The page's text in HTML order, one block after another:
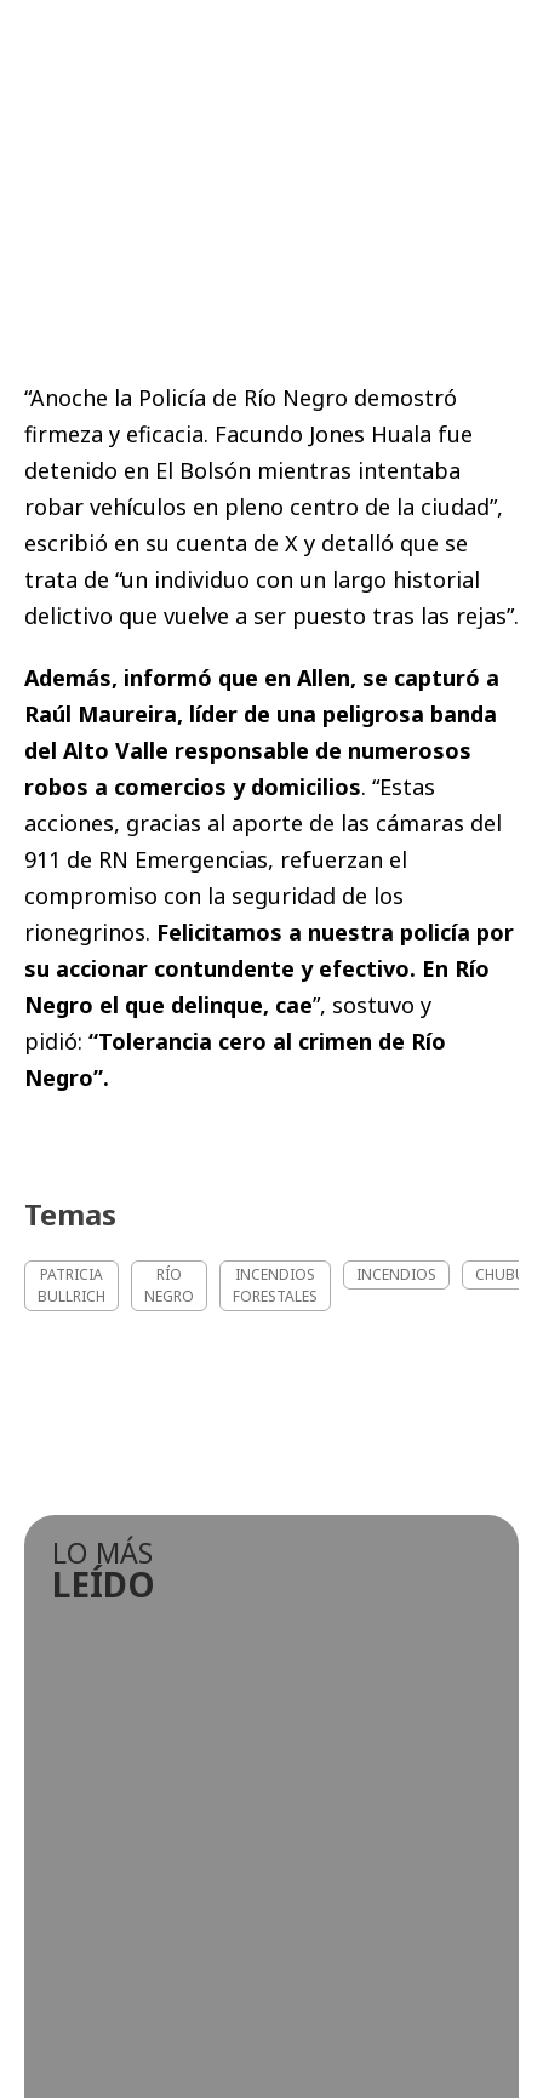
“Anoche la Policía de Río Negro demostró
firmeza y eficacia. Facundo Jones Huala fue
detenido en El Bolsón mientras intentaba
robar vehículos en pleno centro de la ciudad”,
escribió en su cuenta de X y detalló que se
trata de “un individuo con un largo historial
delictivo que vuelve a ser puesto tras las rejas”.
Además, informó que en Allen, se capturó a
Raúl Maureira, líder de una peligrosa banda
del Alto Valle responsable de numerosos
robos a comercios y domicilios. “Estas
acciones, gracias al aporte de las cámaras del
911 de RN Emergencias, refuerzan el
compromiso con la seguridad de los
rionegrinos. Felicitamos a nuestra policía por
su accionar contundente y efectivo. En Río
Negro el que delinque, cae”, sostuvo y
pidió: “Tolerancia cero al crimen de Río
Negro”.
Temas
PATRICIA
BULLRICH
RÍO
NEGRO
INCENDIOS
FORESTALES
INCENDIOS CHUBUT
LO MÁS
LEÍDO